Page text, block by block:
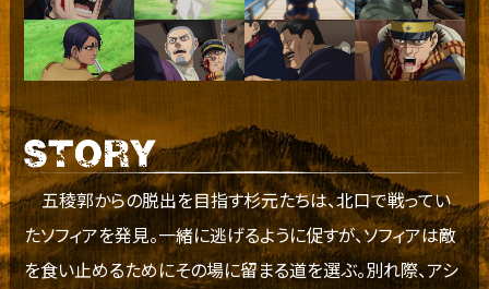
五稜郭からの脱出を目指す杉元たちは、北口で戦ってい
たソフィアを発見。一緒に逃げるように促すが、ソフィアは敵
を食い止めるためにその場に留まる道を選ぶ。別れ際、アシ